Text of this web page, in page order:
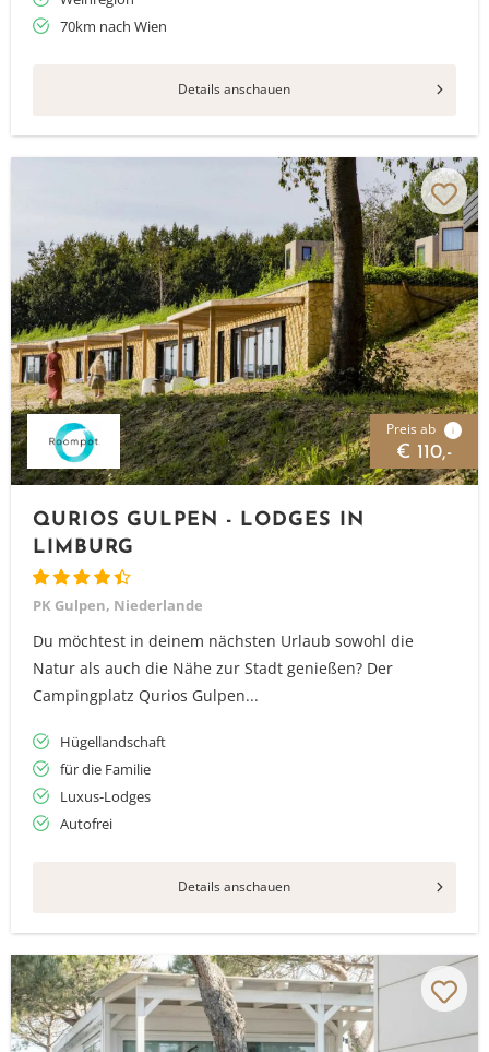
70km nach Wien
Details anschauen
Preis ab i
€ 110,-
QURIOS GULPEN - LODGES IN
LIMBURG
PK Gulpen, Niederlande
Du möchtest in deinem nächsten Urlaub sowohl die
Natur als auch die Nähe zur Stadt genießen? Der
Campingplatz Qurios Gulpen...
Hügellandschaft
für die Familie
Luxus-Lodges
Autofrei
Details anschauen